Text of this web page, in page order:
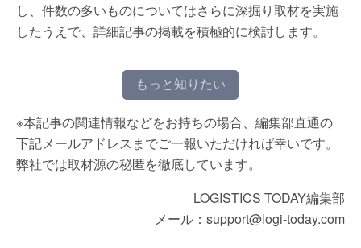
し、件数の多いものについてはさらに深掘り取材を実施
したうえで、詳細記事の掲載を積極的に検討します。
もっと知りたい
※本記事の関連情報などをお持ちの場合、編集部直通の
下記メールアドレスまでご一報いただければ幸いです。
弊社では取材源の秘匿を徹底しています。
LOGISTICS TODAY編集部
メール：support@logi-today.com